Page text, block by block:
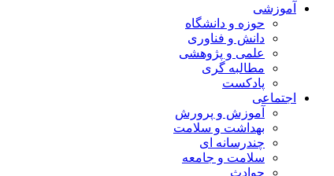
آموزشی
حوزه و دانشگاه
دانش و فناوری
علمی و پژوهشی
مطالبه گری
پادکست
اجتماعی
آموزش و پرورش
بهداشت و سلامت
چندرسانه ای
سلامت و جامعه
حوادث